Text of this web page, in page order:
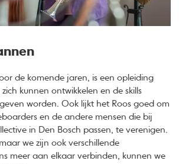
de komende jaren, is een opleiding
kunnen ontwikkelen en de skills
worden. Ook lijkt het Roos goed om
en de andere mensen die bij
in Den Bosch passen, te verenigen.
we zijn ook verschillende
meer aan elkaar verbinden, kunnen we